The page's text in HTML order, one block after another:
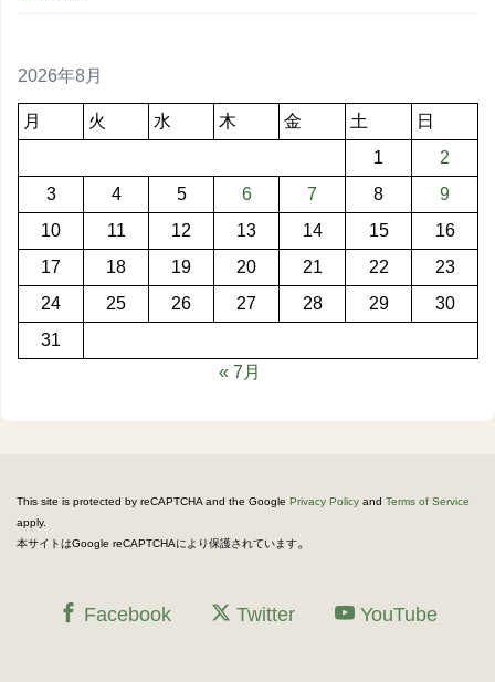
2026年8月
月 火 水 木 金 土
日
1
2
3
4 5 6 7 8
9
10
11 12 13 14 15
16
17
18 19 20 21 22
23
24
25 26 27 28 29
30
31
« 7月
This site is protected by reCAPTCHA and the Google Privacy Policy and Terms of Service
apply.
本サイトはGoogle reCAPTCHAにより保護されています。
Facebook Twitter YouTube